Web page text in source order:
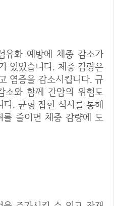
있었습니다. 체중 감량은
염증을 감소시킵니다. 규
소와 함께 간암의 위험도
. 균형 잡힌 식사를 통해
줄이면 체중 감량에 도